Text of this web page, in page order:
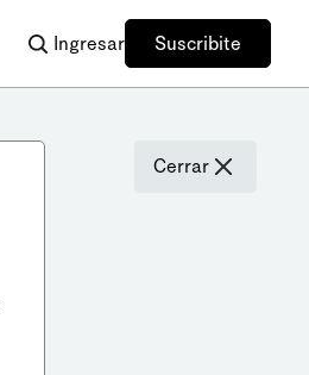
Ingresar Suscribite
Cerrar